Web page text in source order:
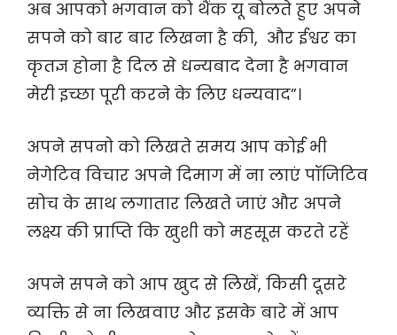
अब आपको भगवान को थैंक यू बोलते हुए अपने
सपने को बार बार लिखना है की, और ईश्वर का
कृतज्ञ होना है दिल से धन्यबाद देना है भगवान
मेरी इच्छा पूरी करने के लिए धन्यवाद”।
अपने सपनो को लिखते समय आप कोई भी
नेगेटिव विचार अपने दिमाग में ना लाएं पॉजिटिव
सोच के साथ लगातार लिखते जाएं और अपने
लक्ष्य की प्राप्ति कि खुशी को महसूस करते रहें
अपने सपने को आप खुद से लिखें, किसी दूसरे
व्यक्ति से ना लिखवाए और इसके बारे में आप